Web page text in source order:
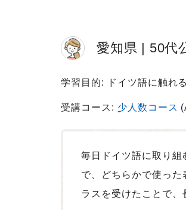
愛知県 50代
学習目的: ドイツ語に触れ
受講コース: 少人数コース
毎日ドイツ語に取り組
で、どちらかで使っ
ラスを受けたことで、